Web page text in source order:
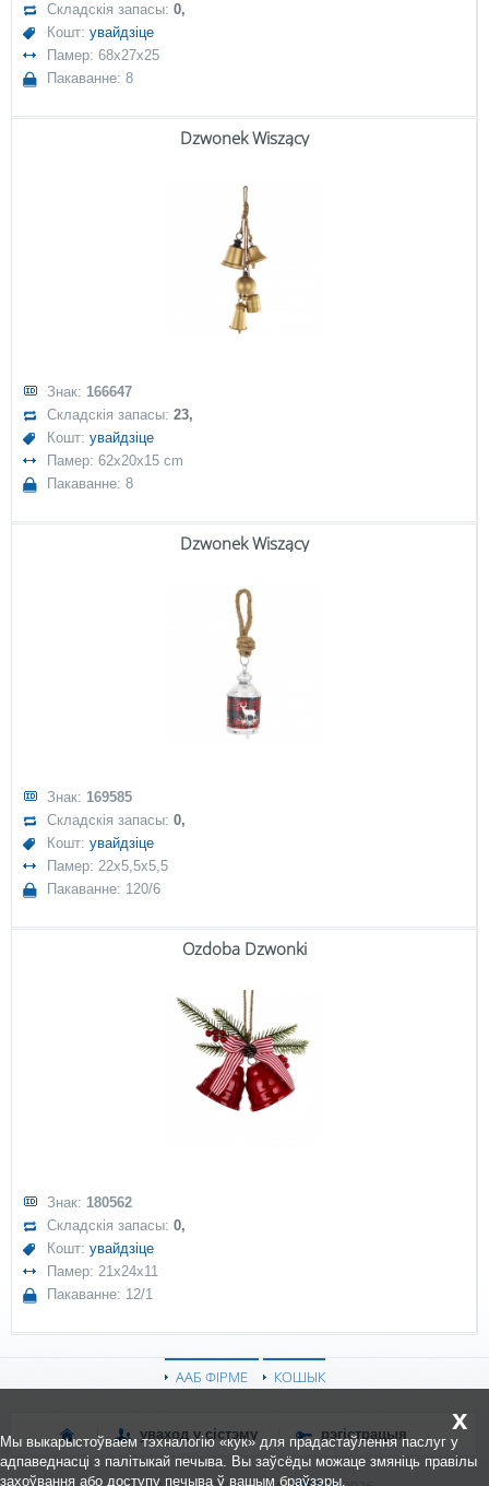
Складскія запасы:0,
Кошт:увайдзіце
Памер: 68x27x25
Пакаванне: 8
Dzwonek Wiszący
Знак: 166647
Складскія запасы:23,
Кошт:увайдзіце
Памер: 62x20x15 cm
Пакаванне: 8
Dzwonek Wiszący
Знак: 169585
Складскія запасы:0,
Кошт:увайдзіце
Памер: 22x5,5x5,5
Пакаванне: 120/6
Ozdoba Dzwonki
Знак: 180562
Складскія запасы:0,
Кошт:увайдзіце
Памер: 21x24x11
Пакаванне: 12/1
ААБ ФІРМЕ КОШЫК
уваход у сістэму рэгістрацыя x
Мы выкарыстоўваем тэхналогію «кук» для прадастаўлення паслуг у
адпаведнасці з палітыкай печыва. Вы заўсёды можаце змяніць правілы
захоўвання або доступу печыва ў вашым браўзэры.